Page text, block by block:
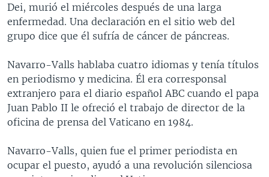
DEPORTIVO INTERNACIONAL
NOTA ECONÓMICA
Idiomas
Dei, murió el miércoles después de una larga
enfermedad. Una declaración en el sitio web del
grupo dice que él sufría de cáncer de páncreas.
Navarro-Valls hablaba cuatro idiomas y tenía títulos
en periodismo y medicina. Él era corresponsal
extranjero para el diario español ABC cuando el papa
Juan Pablo II le ofreció el trabajo de director de la
oficina de prensa del Vaticano en 1984.
Navarro-Valls, quien fue el primer periodista en
ocupar el puesto, ayudó a una revolución silenciosa